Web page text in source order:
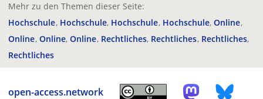
Mehr zu den Themen dieser Seite:
Hochschule Hochschule Hochschule Hochschule Online
Online Online Online Rechtliches Rechtliches Rechtliches
Rechtliches
open-access.network